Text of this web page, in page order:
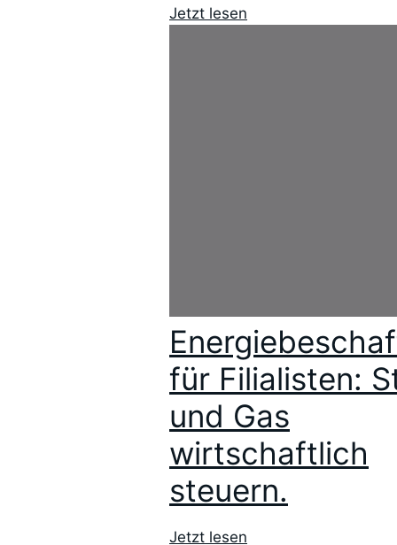
Jetzt lesen
für Filialisten:
und Gas
wirtschaftlich
steuern.
Jetzt lesen